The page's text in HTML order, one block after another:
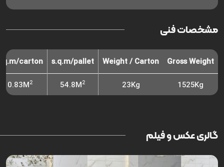
مشخصات فنی
Gross Weight
Weight / Carton
s.q.m/pallet
carton
1525Kg
23Kg
54.8M2
0.83M2
گالری عکس و فیلم